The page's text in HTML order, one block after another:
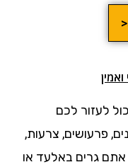
לעזור לכם
פרעושים, צרעות,
אתם גרים באלעד או